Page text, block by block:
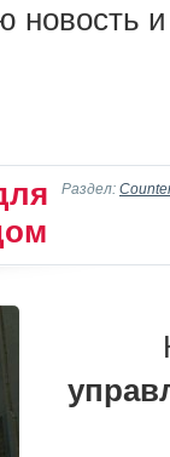
новость
Раздел: